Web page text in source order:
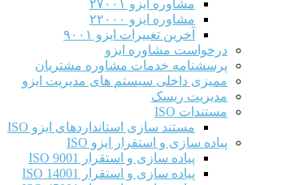
مشاوره ایزو ۲۷۰۰۱
مشاوره ایزو ۲۲۰۰۰
آخرین تغییرات ایزو ۹۰۰۱
درخواست مشاوره ایزو
پرسشنامه خدمات مشاوره مشتریان
ممیزی داخلی سیستم های مدیریت ایزو
مدیریت ریسک
مستندات ISO
مستند سازی استانداردهای ایزو ISO
پیاده سازی و استقرار ایزو ISO
پیاده سازی و استقرار ISO 9001​
پیاده سازی و استقرار ISO 14001